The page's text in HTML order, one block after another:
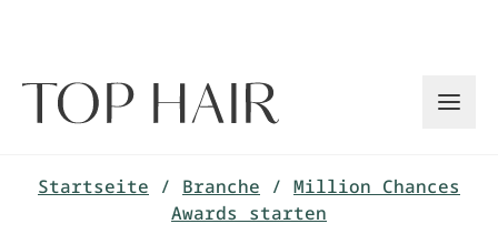
Startseite / Branche / Million Chances
Awards starten